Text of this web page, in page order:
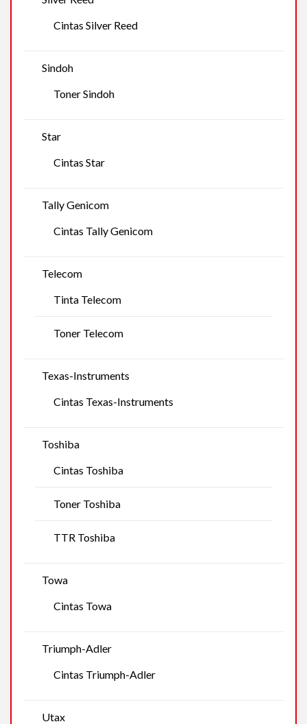
Cintas Silver Reed
Sindoh
Toner Sindoh
Star
Cintas Star
Tally Genicom
Cintas Tally Genicom
Telecom
Tinta Telecom
Toner Telecom
Texas-Instruments
Cintas Texas-Instruments
Toshiba
Cintas Toshiba
Toner Toshiba
TTR Toshiba
Towa
Cintas Towa
Triumph-Adler
Cintas Triumph-Adler
Utax